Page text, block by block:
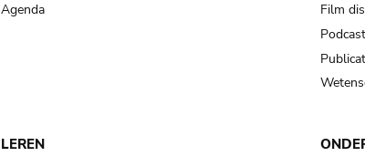
Agenda
Film
LEREN